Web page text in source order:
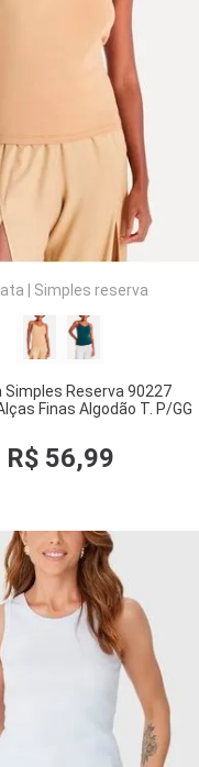
| Simples reserva
Simples Reserva 90227
Finas Algodão T. P/GG
R$ 56,99
COMPRAR